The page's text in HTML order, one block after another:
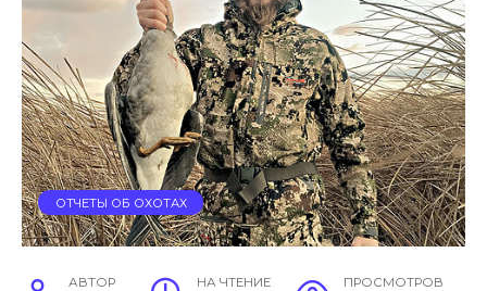
ОТЧЕТЫ ОБ ОХОТАХ
АВТОР НА ЧТЕНИЕ ПРОСМОТРОВ